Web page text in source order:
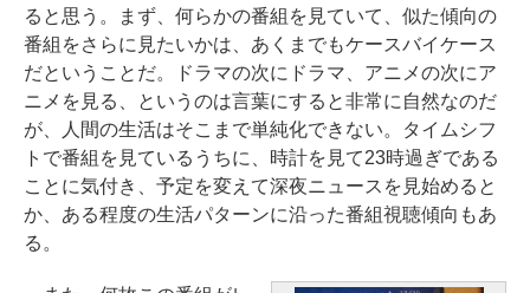
ると思う。まず、何らかの番組を見ていて、似た傾向の
番組をさらに見たいかは、あくまでもケースバイケース
だということだ。ドラマの次にドラマ、アニメの次にア
ニメを見る、というのは言葉にすると非常に自然なのだ
が、人間の生活はそこまで単純化できない。タイムシフ
トで番組を見ているうちに、時計を見て23時過ぎである
ことに気付き、予定を変えて深夜ニュースを見始めると
か、ある程度の生活パターンに沿った番組視聴傾向もあ
る。